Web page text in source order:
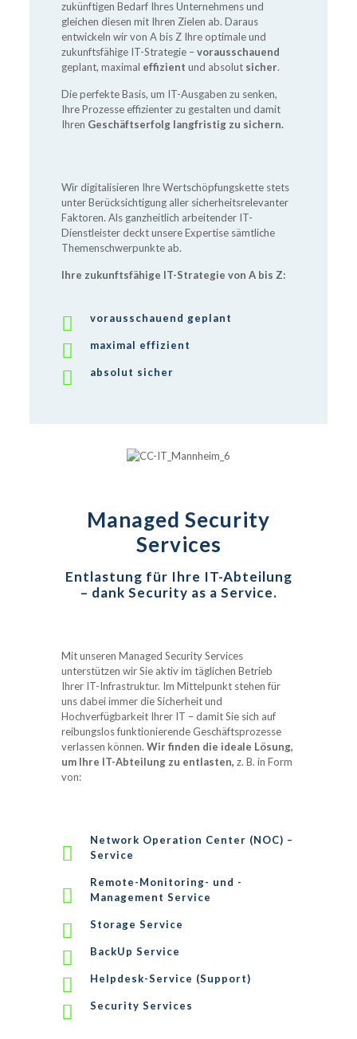
zukünftigen Bedarf Ihres Unternehmens und
gleichen diesen mit Ihren Zielen ab. Daraus
entwickeln wir von A bis Z Ihre optimale und
zukunftsfähige IT-Strategie –vorausschauend
geplant, maximal effizient und absolut sicher.
Die perfekte Basis, um IT-Ausgaben zu senken,
Ihre Prozesse effizienter zu gestalten und damit
Ihren Geschäftserfolg langfristig zu sichern.
Wir digitalisieren Ihre Wertschöpfungskette stets
unter Berücksichtigung aller sicherheitsrelevanter
Faktoren. Als ganzheitlich arbeitender IT-
Dienstleister deckt unsere Expertise sämtliche
Themenschwerpunkte ab.
Ihre zukunftsfähige IT-Strategie von A bis Z:
vorausschauend geplant
maximal effizient
absolut sicher
Managed Security
Services
Entlastung für Ihre IT-Abteilung
– dank Security as a Service.
Mit unseren Managed Security Services
unterstützen wir Sie aktiv im täglichen Betrieb
Ihrer IT-Infrastruktur. Im Mittelpunkt stehen für
uns dabei immer die Sicherheit und
Hochverfügbarkeit Ihrer IT – damit Sie sich auf
reibungslos funktionierende Geschäftsprozesse
verlassen können. Wir finden die ideale Lösung,
um Ihre IT-Abteilung zu entlasten, z. B. in Form
von:
Network Operation Center (NOC) –
Service
Remote-Monitoring- und -
Management Service
Storage Service
BackUp Service
Helpdesk-Service (Support)
Security Services